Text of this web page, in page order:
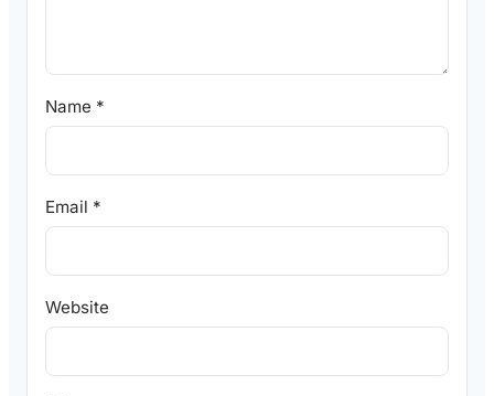
Name *
Email *
Website